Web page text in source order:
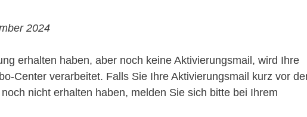
2024
erhalten haben, aber noch keine Aktivierungsmail, wird Ihre
Center verarbeitet. Falls Sie Ihre Aktivierungsmail kurz vor
nicht erhalten haben, melden Sie sich bitte bei Ihrem